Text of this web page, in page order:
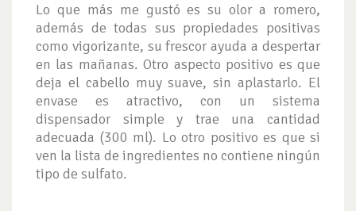
Lo que más me gustó es su olor a romero,
además de todas sus propiedades positivas
como vigorizante, su frescor ayuda a despertar
en las mañanas. Otro aspecto positivo es que
deja el cabello muy suave, sin aplastarlo. El
envase es atractivo, con un sistema
dispensador simple y trae una cantidad
adecuada (300 ml). Lo otro positivo es que si
ven la lista de ingredientes no contiene ningún
tipo de sulfato.